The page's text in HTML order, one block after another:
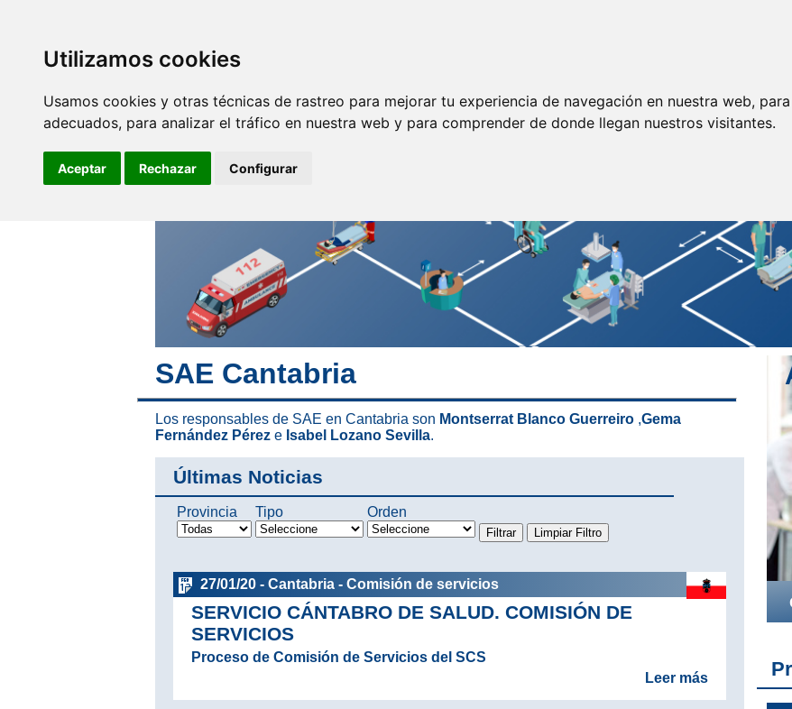
Utilizamos cookies
Usamos cookies y otras técnicas de rastreo para mejorar tu experiencia de navegación en nuestra web,
adecuados, para analizar el tráfico en nuestra web y para comprender de donde llegan nuestros visitantes.
Aceptar Rechazar Configurar
orgullosos de nuestra
profesión
SAE Cantabria
Los responsables de SAE en Cantabria son Montserrat Blanco Guerreiro ,Gema
Fernández Pérez e Isabel Lozano Sevilla.
Últimas Noticias
Provincia Tipo Orden
27/01/20 - Cantabria - Comisión de servicios
SERVICIO CÁNTABRO DE SALUD. COMISIÓN DE
SERVICIOS
Proceso de Comisión de Servicios del SCS
Leer más